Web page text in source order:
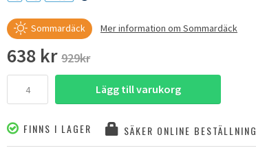
Sommardäck Mer information om Sommardäck
638 kr 929kr
Lägg till varukorg
FINNS I LAGER SÄKER ONLINE BESTÄLLNING